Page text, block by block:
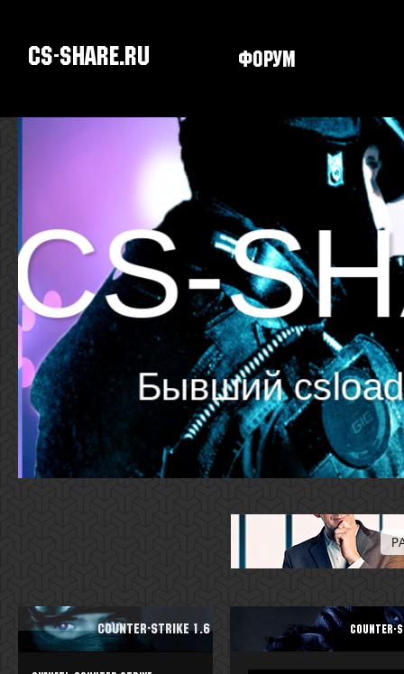
CS-SHARE.RU Форум
CS-
Бывший
Counter-Strike 1.6 Counter-